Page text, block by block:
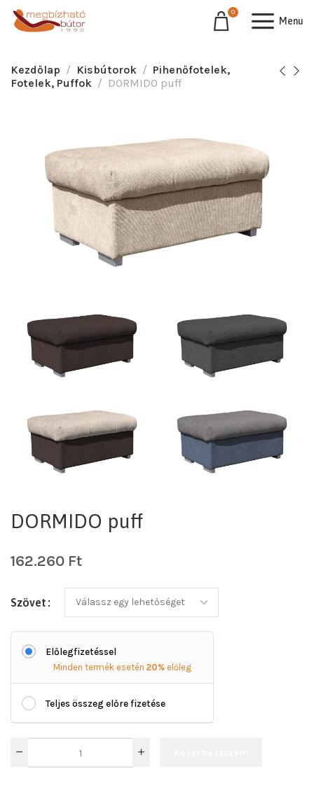
0
Menu
Kezdőlap Kisbútorok
Pihenőfotelek,
Fotelek, Puffok
DORMIDO puff
DORMIDO puff
162.260 Ft
Szövet
Előlegfizetéssel
Minden termék esetén 20% előleg
Teljes összeg előre fizetése